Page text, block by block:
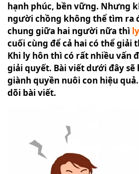
hạnh phúc, bền vững. Nhưng
người chồng không thể tìm ra
chung giữa hai người nữa thì
cuối cùng để cả hai có thể giải
Khi ly hôn thì có rất nhiều vấn
giải quyết. Bài viết dưới đây sẽ
giành quyền nuôi con hiệu
dõi bài viết.